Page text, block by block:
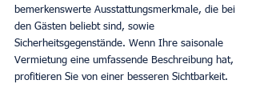
bemerkenswerte Ausstattungsmerkmale, die bei
den Gästen beliebt sind, sowie
Sicherheitsgegenstände. Wenn Ihre saisonale
Vermietung eine umfassende Beschreibung hat,
profitieren Sie von einer besseren Sichtbarkeit.